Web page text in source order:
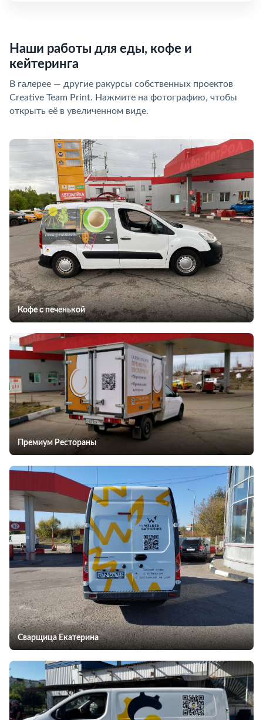
Наши работы для еды, кофе и
кейтеринга
В галерее — другие ракурсы собственных проектов
Creative Team Print. Нажмите на фотографию, чтобы
открыть её в увеличенном виде.
Кофе с печенькой
Премиум Рестораны
Сварщица Екатерина